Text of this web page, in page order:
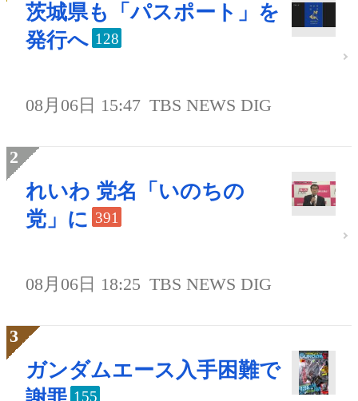
茨城県も「パスポート」を
発行へ 128
08月06日 15:47 TBS NEWS DIG
れいわ 党名「いのちの
党」に 391
08月06日 18:25 TBS NEWS DIG
ガンダムエース入手困難で
155